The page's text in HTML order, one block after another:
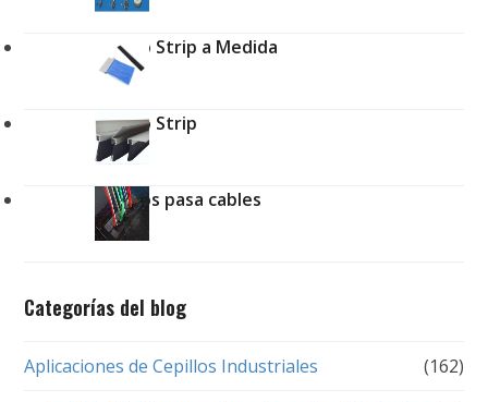
Cepillo Strip a Medida
Cepillo Strip
Cepillos pasa cables
Categorías del blog
Aplicaciones de Cepillos Industriales (162)